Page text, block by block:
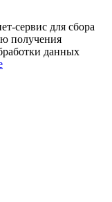
сервис для сбора
получения
данных